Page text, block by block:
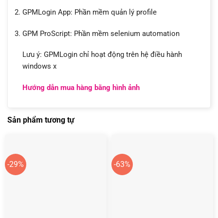
GPMLogin App: Phần mềm quản lý profile
GPM ProScript: Phần mềm selenium automation
Lưu ý: GPMLogin chỉ hoạt động trên hệ điều hành
windows x
Hướng dẫn mua hàng bằng hình ảnh
Sản phẩm tương tự
-29% -63%